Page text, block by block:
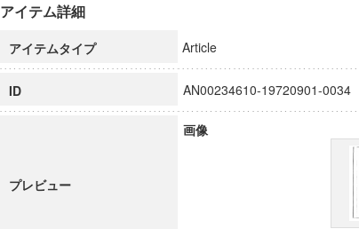
アイテム詳細
アイテムタイプ Article
ID AN00234610-19720901-0034
プレビュー
画像